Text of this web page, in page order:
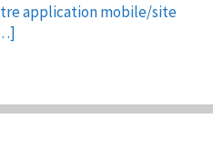
application mobile/site